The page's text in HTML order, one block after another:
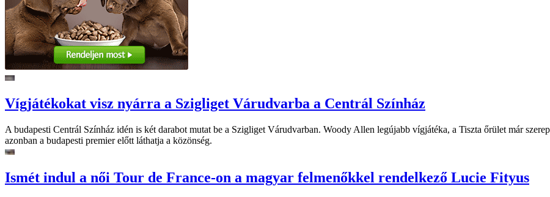
Vígjátékokat visz nyárra a Szigliget Várudvarba a Centrál Színház
A budapesti Centrál Színház idén is két darabot mutat be a Szigliget Várudvarban. Woody Allen legújabb vígjátéka, a Tiszta őrület már
azonban a budapesti premier előtt láthatja a közönség.
Ismét indul a női Tour de France-on a magyar felmenőkkel rendelkező Lucie Fityus